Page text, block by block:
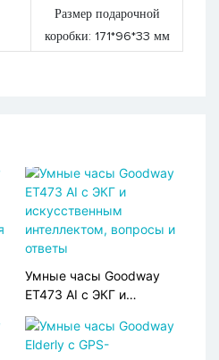
Размер подарочной
коробки: 171*96*33 мм
Умные часы Goodway
ET473 AI с ЭКГ и
искусственным
интеллектом, вопросы и
ответы